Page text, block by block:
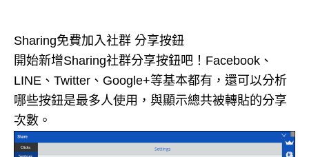
Sharing免費加入社群 分享按鈕
開始新增Sharing社群分享按鈕吧！Facebook、
LINE、Twitter、Google+等基本都有，還可以分析
哪些按鈕是最多人使用，與顯示總共被轉貼的分享
次數。